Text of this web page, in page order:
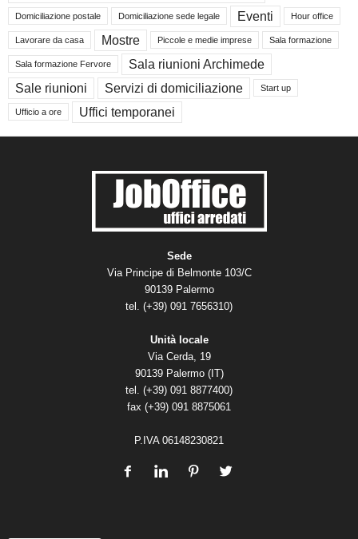
Domiciliazione postale Domiciliazione sede legale Eventi Hour office
Lavorare da casa Mostre Piccole e medie imprese Sala formazione
Sala formazione Fervore
Sala riunioni Archimede
Sale riunioni
Servizi di domiciliazione Start up
Ufficio a ore Uffici temporanei
Sede
Via Principe di Belmonte 103/C
90139 Palermo
tel. (+39) 091 7656310)
Unità locale
Via Cerda, 19
90139 Palermo (IT)
tel. (+39) 091 8877400)
fax (+39) 091 8875061
P.IVA 06148230821